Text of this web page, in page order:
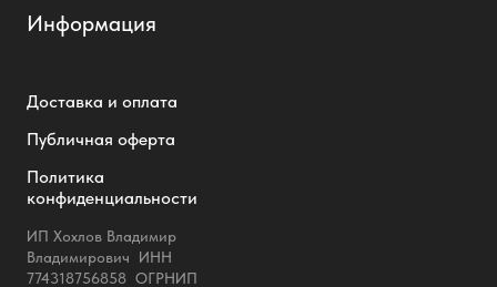
Информация
Доставка и оплата
Публичная оферта
Политика
конфиденциальности
ИП Хохлов Владимир
Владимирович ИНН
774318756858 ОГРНИП